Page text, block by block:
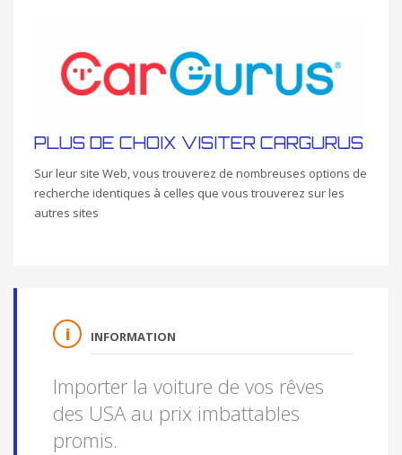
PLUS DE CHOIX VISITER CARGURUS
Sur leur site Web, vous trouverez de nombreuses options de
recherche identiques à celles que vous trouverez sur les
autres sites
INFORMATION
Importer la voiture de vos rêves
des USA au prix imbattables
promis.